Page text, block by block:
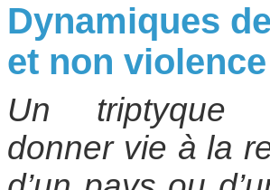
Dynamiques
et non violence
Un triptyque
donner vie à la